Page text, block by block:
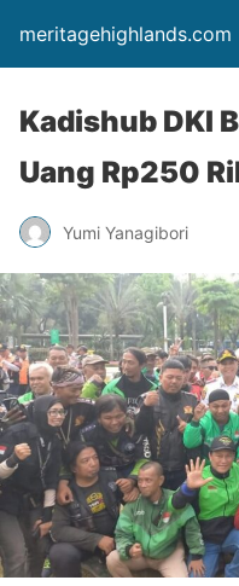
meritagehighlands.com
Kadishub DKI
Uang Rp250
Yumi Yanagibori